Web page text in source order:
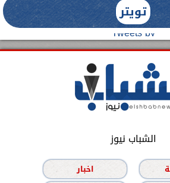
تويتر
Tweets by
الشباب نيوز
اخبار